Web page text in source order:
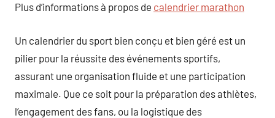
Plus d’informations à propos de calendrier marathon
Un calendrier du sport bien conçu et bien géré est un
pilier pour la réussite des événements sportifs,
assurant une organisation fluide et une participation
maximale. Que ce soit pour la préparation des athlètes,
l’engagement des fans, ou la logistique des